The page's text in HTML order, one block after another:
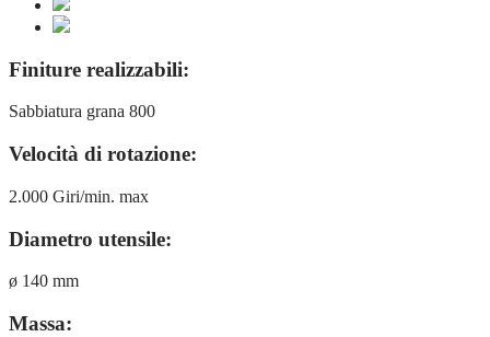
Finiture realizzabili:
Sabbiatura grana 800
Velocità di rotazione:
2.000 Giri/min. max
Diametro utensile:
ø 140 mm
Massa: